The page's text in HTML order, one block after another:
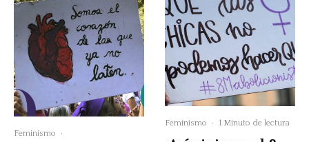
Feminismo
·
Feminismo · 1 Minuto de lectura